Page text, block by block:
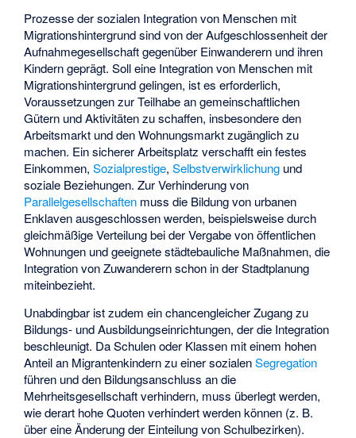
Prozesse der sozialen Integration von Menschen mit
Migrationshintergrund sind von der Aufgeschlossenheit der
Aufnahmegesellschaft gegenüber Einwanderern und ihren
Kindern geprägt. Soll eine Integration von Menschen mit
Migrationshintergrund gelingen, ist es erforderlich,
Voraussetzungen zur Teilhabe an gemeinschaftlichen
Gütern und Aktivitäten zu schaffen, insbesondere den
Arbeitsmarkt und den Wohnungsmarkt zugänglich zu
machen. Ein sicherer Arbeitsplatz verschafft ein festes
Einkommen,Sozialprestige,Selbstverwirklichung und
soziale Beziehungen. Zur Verhinderung von
Parallelgesellschaften muss die Bildung von urbanen
Enklaven ausgeschlossen werden, beispielsweise durch
gleichmäßige Verteilung bei der Vergabe von öffentlichen
Wohnungen und geeignete städtebauliche Maßnahmen, die
Integration von Zuwanderern schon in der Stadtplanung
miteinbezieht.
Unabdingbar ist zudem ein chancengleicher Zugang zu
Bildungs- und Ausbildungseinrichtungen, der die Integration
beschleunigt. Da Schulen oder Klassen mit einem hohen
Anteil an Migrantenkindern zu einer sozialenSegregation
führen und den Bildungsanschluss an die
Mehrheitsgesellschaft verhindern, muss überlegt werden,
wie derart hohe Quoten verhindert werden können (z. B.
über eine Änderung der Einteilung von Schulbezirken).